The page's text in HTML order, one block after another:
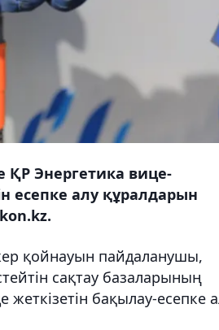
ҚР Энергетика вице-
есепке алу құралдарын
қойнауын пайдаланушы,
сақтау базаларының
бақылау-есепке